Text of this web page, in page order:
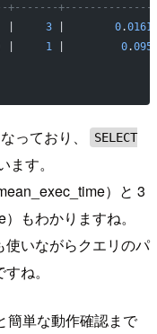
|
3 | 0.
| 1 | 0.
っており、
SELECT
す。
）と 3
もわかりますね。
使いながらクエリのパ
ね。
簡単な動作確認まで